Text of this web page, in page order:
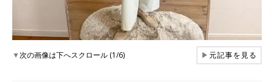
▼次の画像は下へスクロール (1/6) ▶元記事を見る